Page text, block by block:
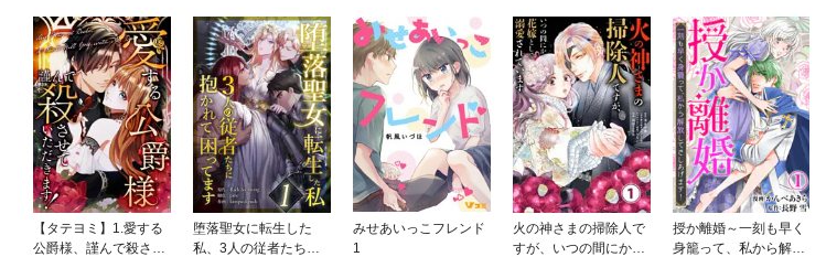
【タテヨミ】1.愛する
公爵様、謹んで殺させ
堕落聖女に転生した
私、3人の従者たちに
みせあいっこフレンド
1
火の神さまの掃除人で
すが、いつの間にか花
授か離婚～一刻も早く
身籠って、私から解放